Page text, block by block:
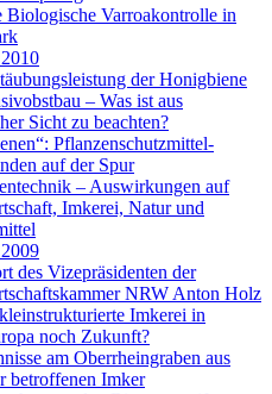
Biologische Varroakontrolle in
der Honigbiene
– Was ist aus
Sicht zu beachten?
Pflanzenschutzmittel-
auf der Spur
– Auswirkungen auf
Imkerei, Natur und
des Vizepräsidenten der
NRW Anton Holz
Imkerei in
noch Zukunft?
am Oberrheingraben aus
betroffenen Imker